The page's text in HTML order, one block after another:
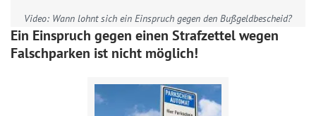
Video: Wann lohnt sich ein Einspruch gegen den Bußgeldbescheid?
Ein Einspruch gegen einen Strafzettel wegen
Falschparken ist nicht möglich!